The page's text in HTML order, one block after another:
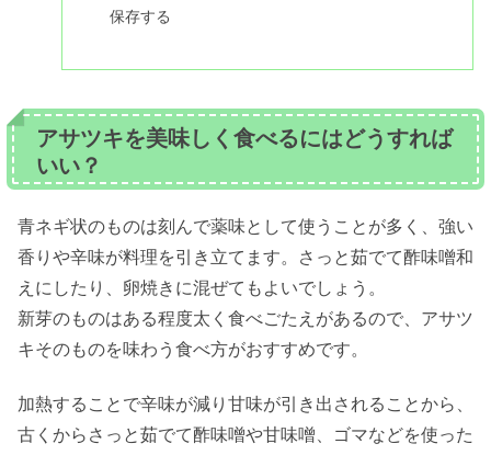
保存する
アサツキを美味しく食べるにはどうすれば
いい？
青ネギ状のものは刻んで薬味として使うことが多く、強い
香りや辛味が料理を引き立てます。さっと茹でて酢味噌和
えにしたり、卵焼きに混ぜてもよいでしょう。
新芽のものはある程度太く食べごたえがあるので、アサツ
キそのものを味わう食べ方がおすすめです。
加熱することで辛味が減り甘味が引き出されることから、
古くからさっと茹でて酢味噌や甘味噌、ゴマなどを使った